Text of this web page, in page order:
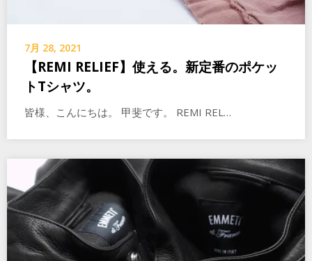
7月 28, 2021
【REMI RELIEF】使える。新定番のポケッ
トTシャツ。
皆様、こんにちは。 甲斐です。 REMI REL…